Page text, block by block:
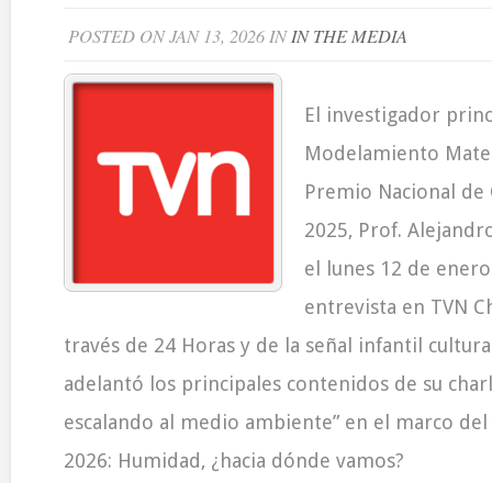
POSTED ON JAN 13, 2026 ININ THE MEDIA
El investigador
Modelamiento
Premio Nacional de
2025, Prof.
el lunes 12 de
entrevista en TVN
través de 24 Horas y de la señal infantil
adelantó los principales contenidos de su
escalando al medio ambiente” en el marco
2026: Humidad, ¿hacia dónde vamos?